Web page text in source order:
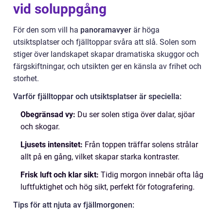
vid soluppgång
För den som vill ha panoramavyer är höga
utsiktsplatser och fjälltoppar svåra att slå. Solen som
stiger över landskapet skapar dramatiska skuggor och
färgskiftningar, och utsikten ger en känsla av frihet och
storhet.
Varför fjälltoppar och utsiktsplatser är speciella:
Obegränsad vy: Du ser solen stiga över dalar, sjöar
och skogar.
Ljusets intensitet: Från toppen träffar solens strålar
allt på en gång, vilket skapar starka kontraster.
Frisk luft och klar sikt: Tidig morgon innebär ofta låg
luftfuktighet och hög sikt, perfekt för fotografering.
Tips för att njuta av fjällmorgonen: